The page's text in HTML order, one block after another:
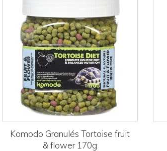
Komodo Granulés Tortoise fruit
& flower 170g